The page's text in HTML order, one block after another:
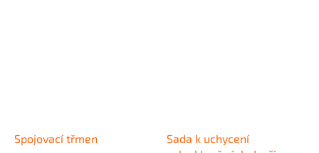
Spojovací třmen
Sada k uchycení